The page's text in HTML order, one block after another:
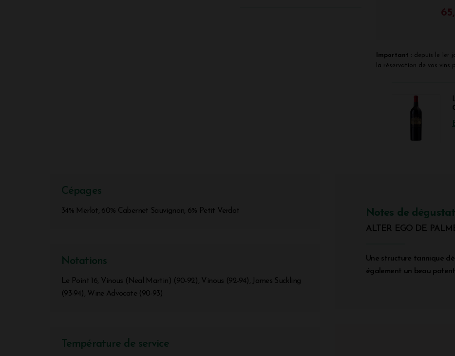
Important : depuis le 1er
la réservation de vos vins
Cépages
34% Merlot, 60% Cabernet Sauvignon, 6% Petit Verdot
Notations
Le Point 16, Vinous (Neal Martin) (90-92), Vinous (92-94), James Suckling
(93-94), Wine Advocate (90-93)
Température de service
Notes de
ALTER EGO DE
Une structure tannique
également un beau